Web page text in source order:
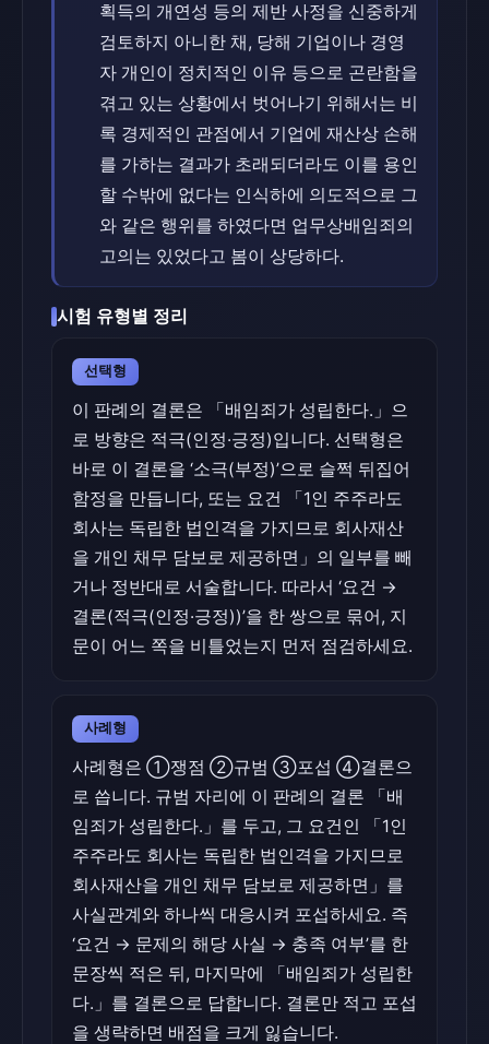
획득의 개연성 등의 제반 사정을 신중하게
검토하지 아니한 채, 당해 기업이나 경영
자 개인이 정치적인 이유 등으로 곤란함을
겪고 있는 상황에서 벗어나기 위해서는 비
록 경제적인 관점에서 기업에 재산상 손해
를 가하는 결과가 초래되더라도 이를 용인
할 수밖에 없다는 인식하에 의도적으로 그
와 같은 행위를 하였다면 업무상배임죄의
고의는 있었다고 봄이 상당하다.
시험 유형별 정리
선택형
이 판례의 결론은 「배임죄가 성립한다.」으
로 방향은 적극(인정·긍정)입니다. 선택형은
바로 이 결론을 ‘소극(부정)’으로 슬쩍 뒤집어
함정을 만듭니다, 또는 요건 「1인 주주라도
회사는 독립한 법인격을 가지므로 회사재산
을 개인 채무 담보로 제공하면」의 일부를 빼
거나 정반대로 서술합니다. 따라서 ‘요건 →
결론(적극(인정·긍정))’을 한 쌍으로 묶어, 지
문이 어느 쪽을 비틀었는지 먼저 점검하세요.
사례형
사례형은 ①쟁점 ②규범 ③포섭 ④결론으
로 씁니다. 규범 자리에 이 판례의 결론 「배
임죄가 성립한다.」를 두고, 그 요건인 「1인
주주라도 회사는 독립한 법인격을 가지므로
회사재산을 개인 채무 담보로 제공하면」를
사실관계와 하나씩 대응시켜 포섭하세요. 즉
‘요건 → 문제의 해당 사실 → 충족 여부’를 한
문장씩 적은 뒤, 마지막에 「배임죄가 성립한
다.」를 결론으로 답합니다. 결론만 적고 포섭
을 생략하면 배점을 크게 잃습니다.